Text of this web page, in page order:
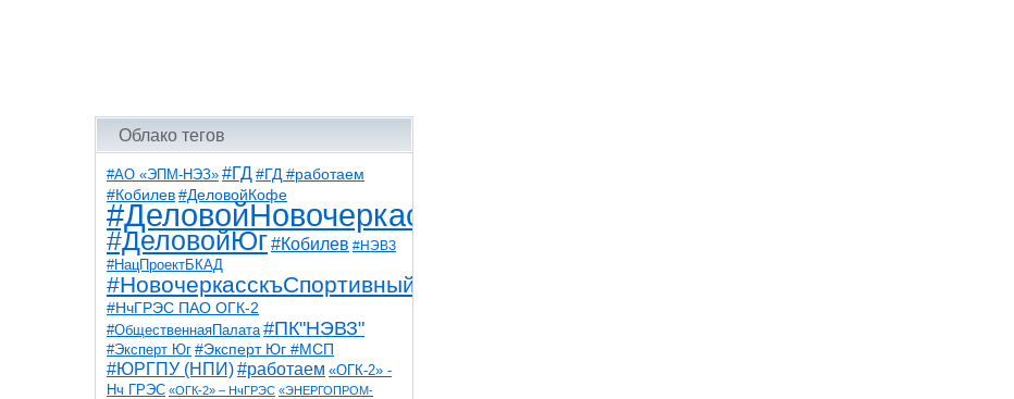
Облако тегов
#АО «ЭПМ-НЭЗ» #ГД #ГД #работаем
#Кобилев #ДеловойКофе
#ДеловойНовочеркасск
#ДеловойЮг#Кобилев #НЭВЗ
#НацПроектБКАД
#НовочеркасскъСпортивный
#НчГРЭС ПАО ОГК-2
#ОбщественнаяПалата #ПК"НЭВЗ"
#Эксперт Юг #Эксперт Юг #МСП
#ЮРГПУ (НПИ)#работаем «ОГК-2» -
Нч ГРЭС «ОГК-2» – НчГРЭС «ЭНЕРГОПРОМ-